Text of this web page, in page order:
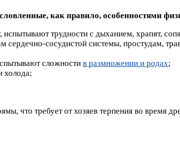
как правило, особенностями
трудности с дыханием, храпят,
сердечно-сосудистой системы, простудам,
сложности в размножении и родах;
холода;
что требует от хозяев терпения во время